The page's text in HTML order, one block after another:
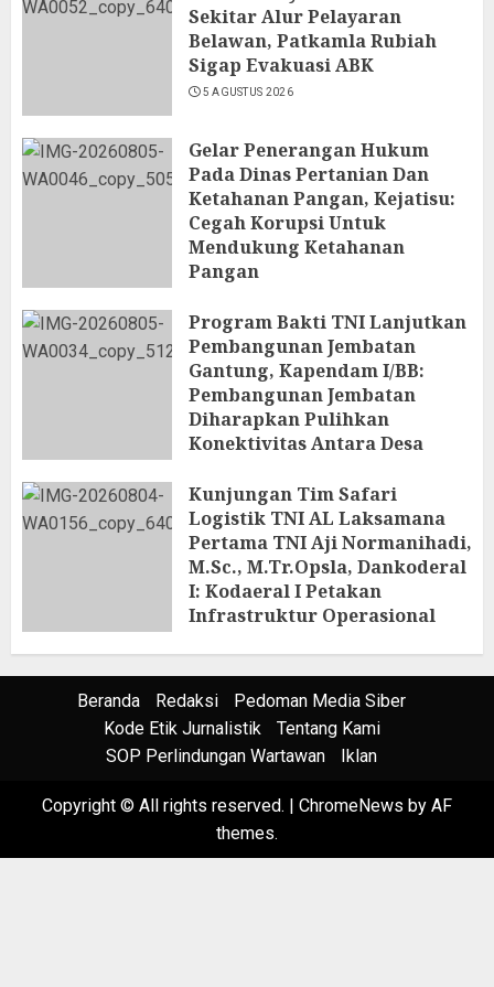
Sekitar Alur Pelayaran
Belawan, Patkamla Rubiah
Sigap Evakuasi ABK
5 AGUSTUS 2026
Gelar Penerangan Hukum
Pada Dinas Pertanian Dan
Ketahanan Pangan, Kejatisu:
Cegah Korupsi Untuk
Mendukung Ketahanan
Pangan
Program Bakti TNI Lanjutkan
Pembangunan Jembatan
Gantung, Kapendam I/BB:
Pembangunan Jembatan
Diharapkan Pulihkan
Konektivitas Antara Desa
Kunjungan Tim Safari
Logistik TNI AL Laksamana
Pertama TNI Aji Normanihadi,
M.Sc., M.Tr.Opsla, Dankoderal
I: Kodaeral I Petakan
Infrastruktur Operasional
Beranda Redaksi
Pedoman Media Siber
Kode Etik Jurnalistik
Tentang Kami
SOP Perlindungan Wartawan
Iklan
Copyright © All rights reserved. | ChromeNews by AF
themes.